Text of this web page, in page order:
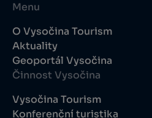
Menu
O Vysočina Tourism
Aktuality
Geoportál Vysočina
Činnost Vysočina
Vysočina Tourism
Konferenční turistika